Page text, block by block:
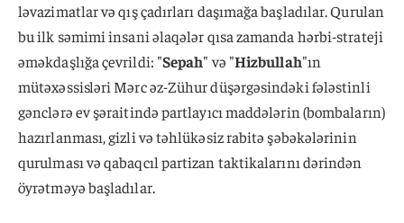
ləvazimatlar və qış çadırları daşımağa başladılar. Qurulan
bu ilk səmimi insani əlaqələr qısa zamanda hərbi-strateji
əməkdaşlığa çevrildi: "Sepah" və "Hizbullah"ın
mütəxəssisləri Mərc əz-Zühur düşərgəsindəki fələstinli
gənclərə ev şəraitində partlayıcı maddələrin (bombaların)
hazırlanması, gizli və təhlükəsiz rabitə şəbəkələrinin
qurulması və qabaqcıl partizan taktikalarını dərindən
öyrətməyə başladılar.